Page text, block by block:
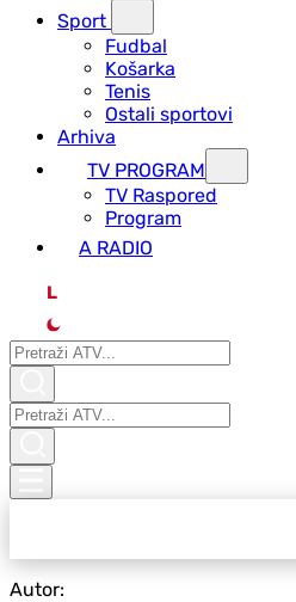
Sport
Fudbal
Košarka
Tenis
Ostali sportovi
Arhiva
TV PROGRAM
ТV Raspored
Program
A RADIO
L
Autor: